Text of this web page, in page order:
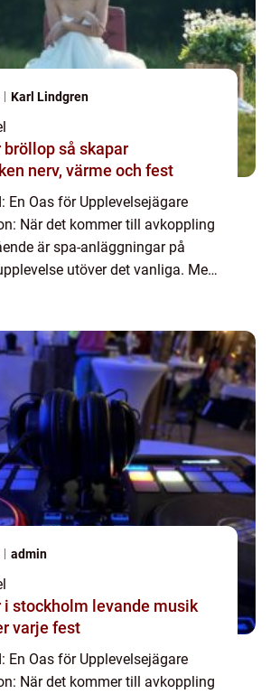
Karl Lindgren
så skapar
nerv, värme och fest
En Oas för Upplevelsejägare
När det kommer till avkoppling
är spa-anläggningar på
utöver det vanliga. Med
admin
levande musik
varje fest
En Oas för Upplevelsejägare
När det kommer till avkoppling